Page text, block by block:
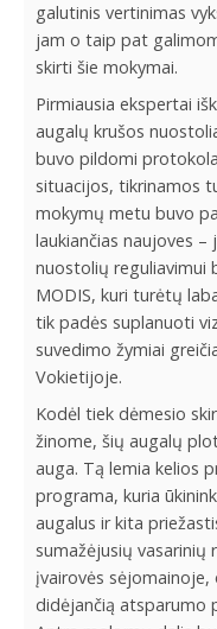
galutinis vertinimas
jam o taip pat
skirti šie mokymai.
Pirmiausia ekspertai
augalų krušos
buvo pildomi
situacijos, tikrinamos
mokymų metu buvo
laukiančias naujoves
nuostolių reguliavimui
MODIS, kuri turėtų
tik padės suplanuoti
suvedimo žymiai
Vokietijoje.
Kodėl tiek dėmesio
žinome, šių augalų
auga. Tą lemia kelios
programa, kuria
augalus ir kita
sumažėjusių
įvairovės
didėjančią atsparumo